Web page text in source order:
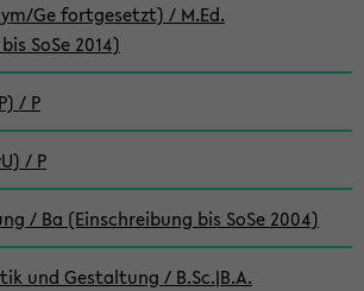
Ge fortgesetzt) / M.Ed.
SoSe 2014)
/ P
/ P
/ Ba (Einschreibung bis SoSe 2004)
und Gestaltung / B.Sc.|B.A.